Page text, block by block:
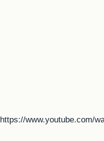
https://www.youtube.com/